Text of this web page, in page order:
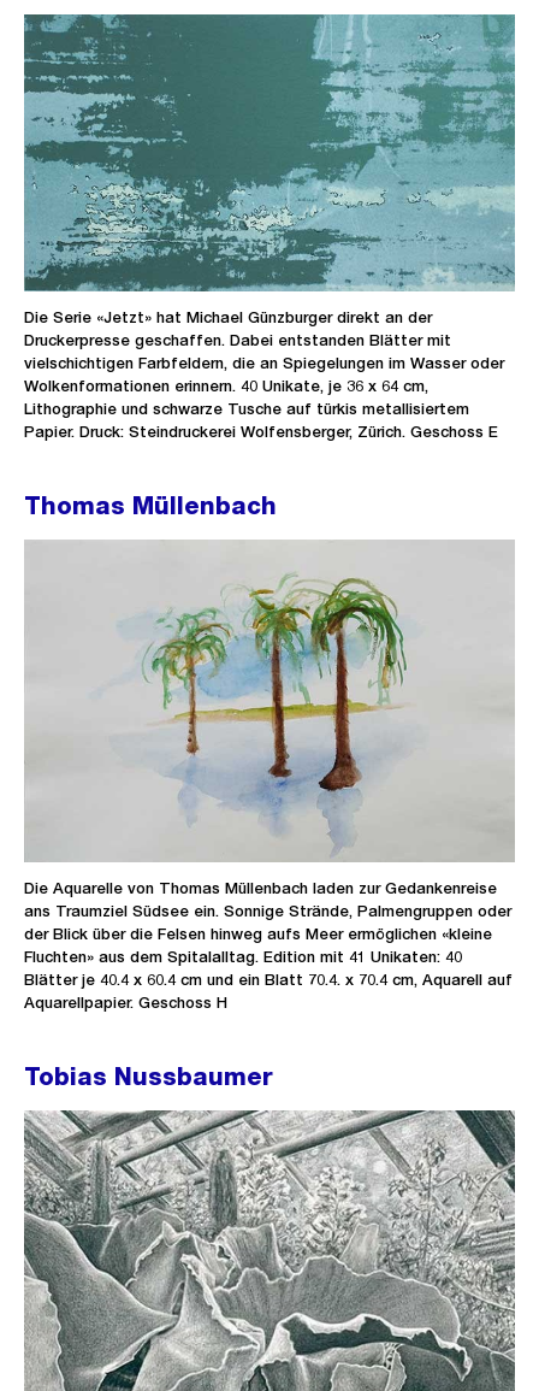
Die Serie «Jetzt» hat Michael Günzburger direkt an der
Druckerpresse geschaffen. Dabei entstanden Blätter mit
vielschichtigen Farbfeldern, die an Spiegelungen im Wasser oder
Wolkenformationen erinnern. 40 Unikate, je 36 x 64 cm,
Lithographie und schwarze Tusche auf türkis metallisiertem
Papier. Druck: Steindruckerei Wolfensberger, Zürich. Geschoss E
Thomas Müllenbach
Die Aquarelle von Thomas Müllenbach laden zur Gedankenreise
ans Traumziel Südsee ein. Sonnige Strände, Palmengruppen oder
der Blick über die Felsen hinweg aufs Meer ermöglichen «kleine
Fluchten» aus dem Spitalalltag. Edition mit 41 Unikaten: 40
Blätter je 40.4 x 60.4 cm und ein Blatt 70.4. x 70.4 cm, Aquarell auf
Aquarellpapier. Geschoss H
Tobias Nussbaumer